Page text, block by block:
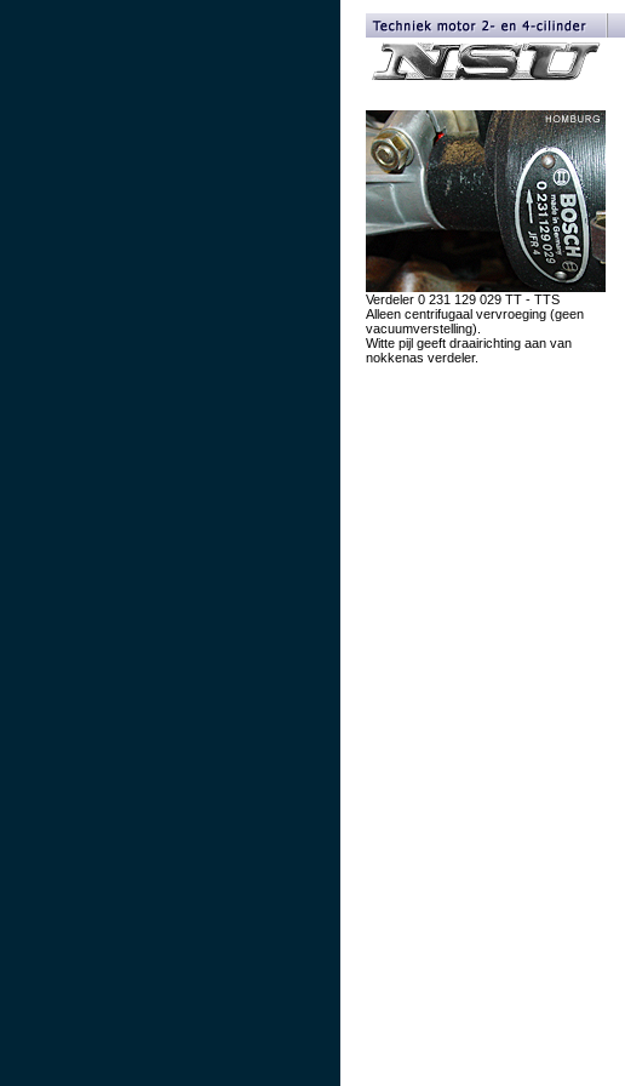
Verdeler 0 231 129 029 TT - TTS
Alleen centrifugaal vervroeging (geen
vacuumverstelling).
Witte pijl geeft draairichting aan van
nokkenas verdeler.